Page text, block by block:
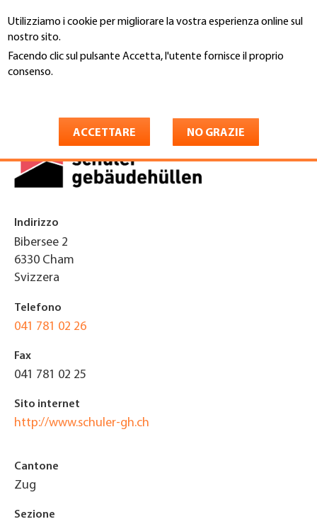
Utilizziamo i cookie per migliorare la vostra esperienza online sul
nostro sito.
Facendo clic sul pulsante Accetta, l'utente fornisce il proprio
consenso.
ACCETTARE NO GRAZIE
al
contenuto
principale
You
Indirizzo
Bibersee 2
6330 Cham
Svizzera
Telefono
041 781 02 26
Fax
041 781 02 25
Sito internet
http://www.schuler-gh.ch
Cantone
Zug
Sezione